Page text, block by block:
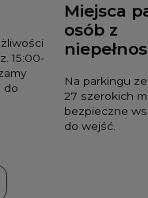
15:00-
do
Miejsca
osób z
Na parkingu
27 szerokich
bezpieczne
do wejść.